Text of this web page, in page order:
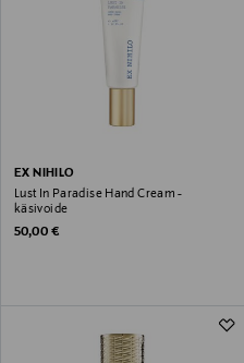
EX NIHILO
Lust In Paradise Hand Cream -
käsivoide
Original Price
50,00 €